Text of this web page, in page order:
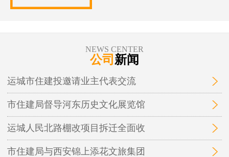
资建设项目融资实施平台，
为保障性安居工程和城市基
运城市中心城区棚户区改
造、城中村改造等保障性安
居工程及市政基础设施、地
下管廊开发建设和投融资业
务。
NEWS CENTER
公司 新闻
运城市住建投邀请业主代表交流
市住建局督导河东历史文化展览馆
运城人民北路棚改项目拆迁全面收
市住建局与西安锦上添花文旅集团